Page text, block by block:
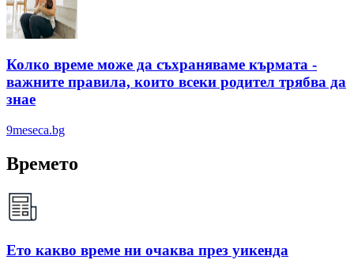
Колко време може да съхраняваме кърмата -
важните правила, които всеки родител трябва да
знае
9meseca.bg
Времето
Ето какво време ни очаква през уикенда